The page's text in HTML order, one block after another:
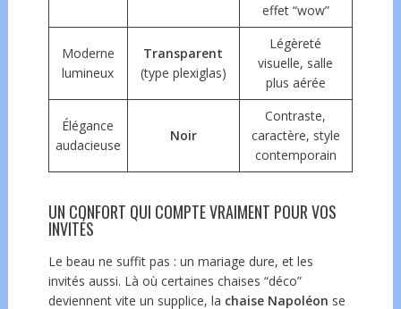
effet “wow”
Moderne
lumineux
Transparent
(type plexiglas)
Légèreté
visuelle, salle
plus aérée
Élégance
audacieuse
Noir
Contraste,
caractère, style
contemporain
UN CONFORT QUI COMPTE VRAIMENT POUR VOS
INVITÉS
Le beau ne suffit pas : un mariage dure, et les
invités aussi. Là où certaines chaises “déco”
deviennent vite un supplice, la chaise Napoléon se